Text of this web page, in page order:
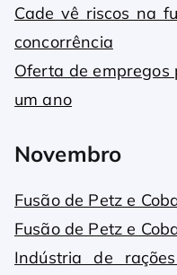
Cade vê riscos na
concorrência
Oferta de
um ano
Novembro
Fusão de Petz e
Fusão de Petz e
Indústria de